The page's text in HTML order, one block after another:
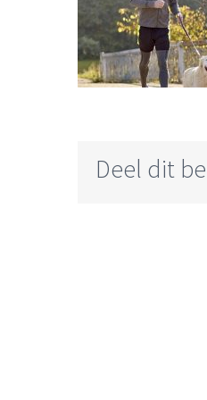
Deel dit